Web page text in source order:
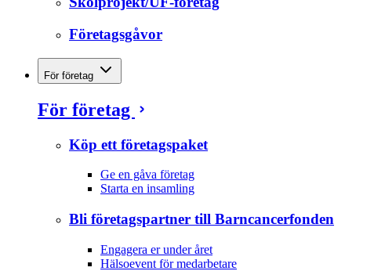
Företagsgåvor
För företag
För företag
Köp ett företagspaket
Ge en gåva företag
Starta en insamling
Bli företagspartner till Barncancerfonden
Engagera er under året
Hälsoevent för medarbetare